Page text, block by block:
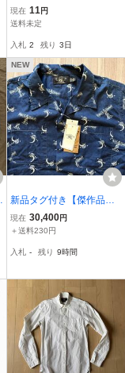
工 ロゴ プリント T シャツ
M ダブルアールエル ラル
EN Tee SHIRT
現在 11円
送料未定
入札 2 残り 3日
NEW
新品タグ付き【傑作品】
RRL INDIGO COTTON C
AMPSHIRT 【M】 インデ
シャツ 開襟ハワイアンオ
現在 30,400円
＋送料230円
入札 - 残り 9時間